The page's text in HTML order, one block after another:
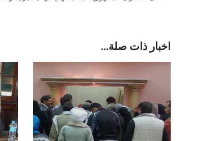
اخبار ذات صلة...